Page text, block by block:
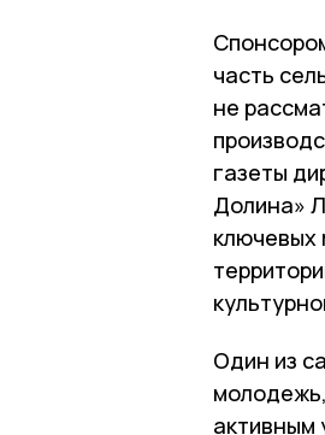
часть
не
газеты
Долина»
ключевых
Один из
активным